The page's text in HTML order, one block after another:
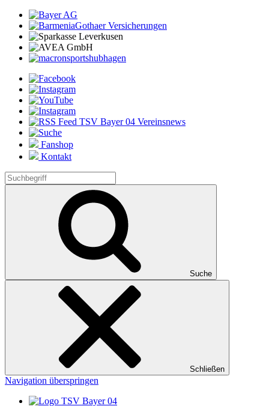
Fanshop
Kontakt
Suche
Schließen
Navigation überspringen